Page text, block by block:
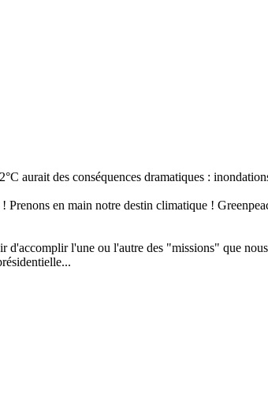
aurait des conséquences dramatiques :
en main notre destin climatique !
l'une ou l'autre des "missions" que